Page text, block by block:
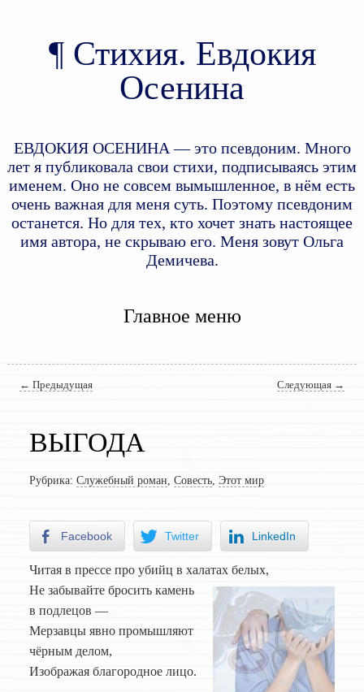
Стихия. Евдокия
Осенина
ЕВДОКИЯ ОСЕНИНА — это псевдоним. Много
лет я публиковала свои стихи, подписываясь этим
именем. Оно не совсем вымышленное, в нём есть
очень важная для меня суть. Поэтому псевдоним
останется. Но для тех, кто хочет знать настоящее
имя автора, не скрываю его. Меня зовут Ольга
Демичева.
Главное меню
Навигация по записям
← Предыдущая Следующая →
ВЫГОДА
Рубрика: Служебный роман Совесть, Этот мир
Facebook Twitter LinkedIn
Читая в прессе про убийц в халатах белых,
Не забывайте бросить камень
в подлецов —
Мерзавцы явно промышляют
чёрным делом,
Изображая благородное лицо.